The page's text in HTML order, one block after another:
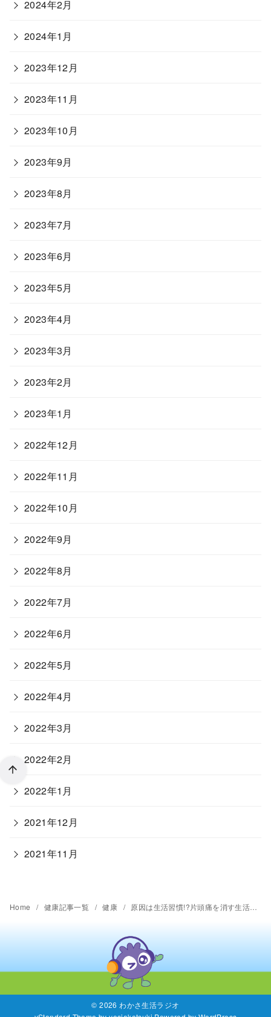
2024年2月
2024年1月
2023年12月
2023年11月
2023年10月
2023年9月
2023年8月
2023年7月
2023年6月
2023年5月
2023年4月
2023年3月
2023年2月
2023年1月
2022年12月
2022年11月
2022年10月
2022年9月
2022年8月
2022年7月
2022年6月
2022年5月
2022年4月
2022年3月
2022年2月
2022年1月
2021年12月
2021年11月
Home 健康記事一覧 健康 原因は生活習慣!?片頭痛を消す生活習慣とは
© 2026 わかさ生活ラジオ